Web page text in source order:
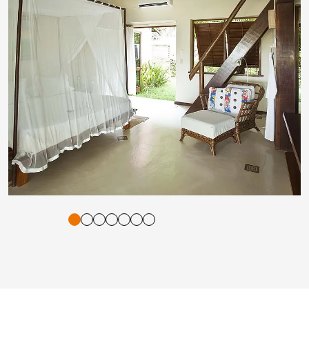
und Vorlesen der Inhalte mit Leertaste oder Tabulator-